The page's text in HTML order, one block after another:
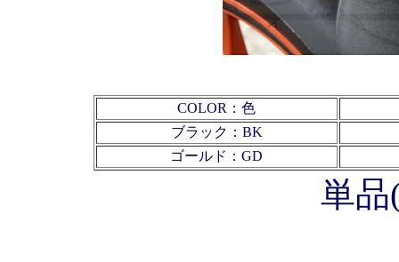
COLOR：色
ブラック：BK
ゴールド：GD
単品